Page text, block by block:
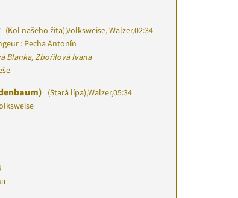
(Kol našeho žita),Volksweise, Walzer,02:34
: Pecha Antonín
Blanka, Zbořilová Ivana
(Stará lípa),Walzer,05:34